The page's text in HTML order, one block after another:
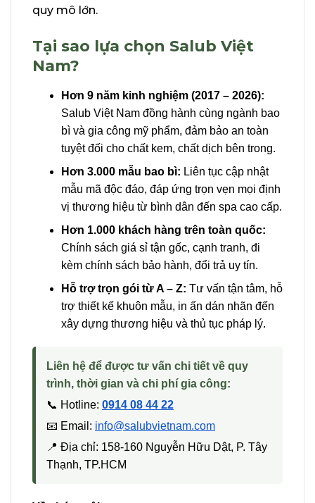
quy mô lớn.
Tại sao lựa chọn Salub Việt
Nam?
Hơn 9 năm kinh nghiệm (2017 – 2026):
Salub Việt Nam đồng hành cùng ngành bao
bì và gia công mỹ phẩm, đảm bảo an toàn
tuyệt đối cho chất kem, chất dịch bên trong.
Hơn 3.000 mẫu bao bì: Liên tục cập nhật
mẫu mã độc đáo, đáp ứng trọn vẹn mọi định
vị thương hiệu từ bình dân đến spa cao cấp.
Hơn 1.000 khách hàng trên toàn quốc:
Chính sách giá sỉ tận gốc, cạnh tranh, đi
kèm chính sách bảo hành, đổi trả uy tín.
Hỗ trợ trọn gói từ A – Z: Tư vấn tận tâm, hỗ
trợ thiết kế khuôn mẫu, in ấn dán nhãn đến
xây dựng thương hiệu và thủ tục pháp lý.
Liên hệ để được tư vấn chi tiết về quy
trình, thời gian và chi phí gia công:
📞 Hotline: 0914 08 44 22
📧 Email: info@salubvietnam.com
📍 Địa chỉ: 158-160 Nguyễn Hữu Dật, P. Tây
Thạnh, TP.HCM